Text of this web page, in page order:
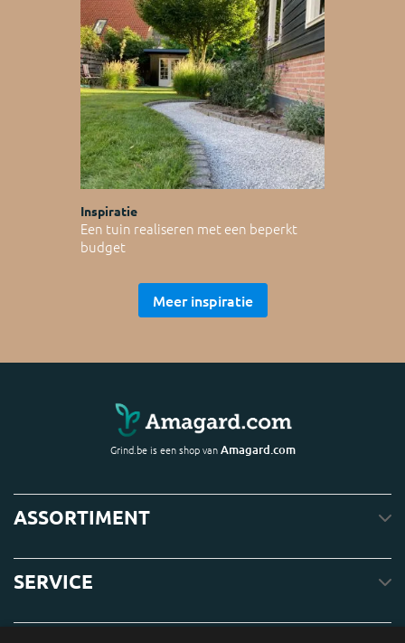
Inspiratie
Een tuin realiseren met een beperkt
budget
Meer inspiratie
Grind.be is een shop vanAmagard.com
ASSORTIMENT
SERVICE